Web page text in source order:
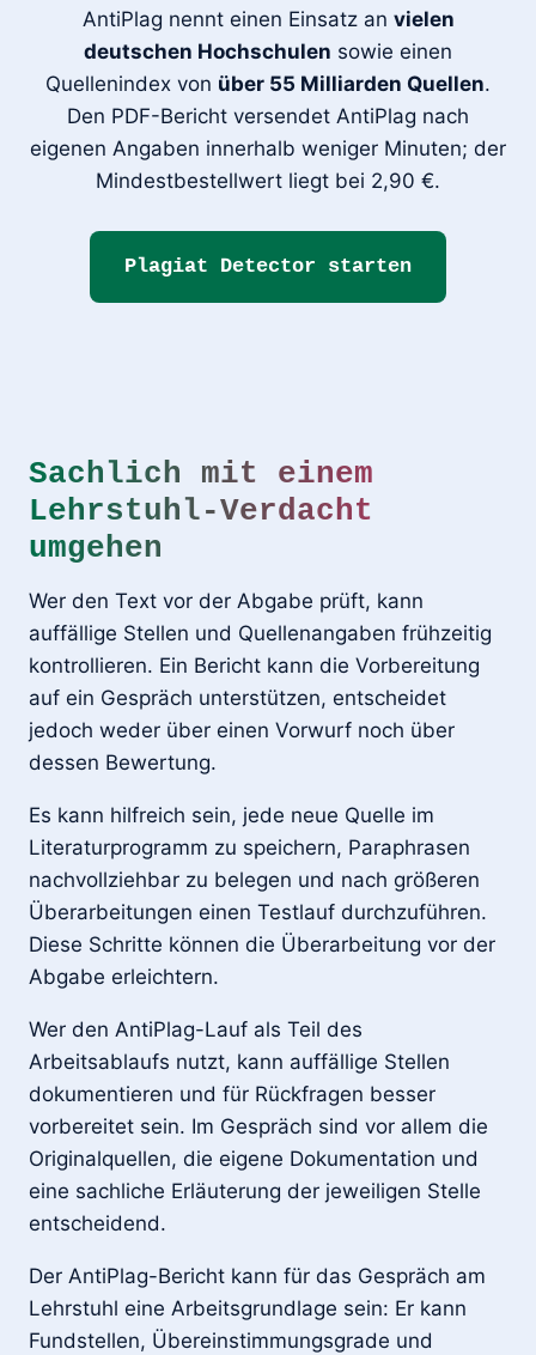
AntiPlag nennt einen Einsatz an vielen
deutschen Hochschulen sowie einen
Quellenindex von über 55 Milliarden Quellen.
Den PDF-Bericht versendet AntiPlag nach
eigenen Angaben innerhalb weniger Minuten; der
Mindestbestellwert liegt bei 2,90 €.
Plagiat Detector starten
Sachlich mit einem
Lehrstuhl-Verdacht
umgehen
Wer den Text vor der Abgabe prüft, kann
auffällige Stellen und Quellenangaben frühzeitig
kontrollieren. Ein Bericht kann die Vorbereitung
auf ein Gespräch unterstützen, entscheidet
jedoch weder über einen Vorwurf noch über
dessen Bewertung.
Es kann hilfreich sein, jede neue Quelle im
Literaturprogramm zu speichern, Paraphrasen
nachvollziehbar zu belegen und nach größeren
Überarbeitungen einen Testlauf durchzuführen.
Diese Schritte können die Überarbeitung vor der
Abgabe erleichtern.
Wer den AntiPlag-Lauf als Teil des
Arbeitsablaufs nutzt, kann auffällige Stellen
dokumentieren und für Rückfragen besser
vorbereitet sein. Im Gespräch sind vor allem die
Originalquellen, die eigene Dokumentation und
eine sachliche Erläuterung der jeweiligen Stelle
entscheidend.
Der AntiPlag-Bericht kann für das Gespräch am
Lehrstuhl eine Arbeitsgrundlage sein: Er kann
Fundstellen, Übereinstimmungsgrade und